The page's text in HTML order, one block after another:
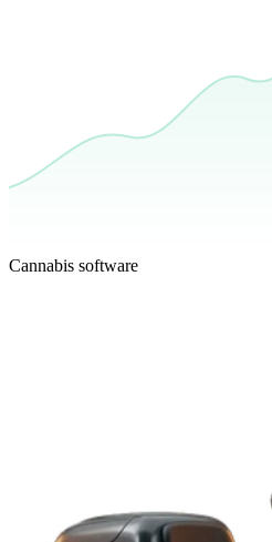
Cannabis software